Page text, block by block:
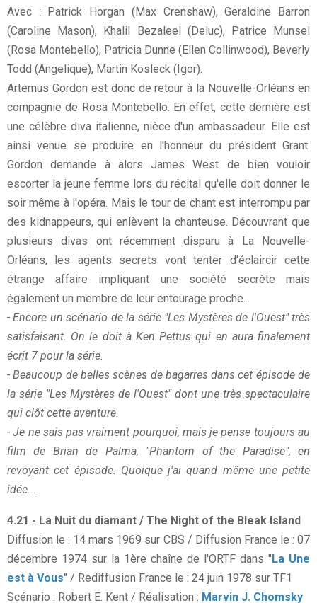
Avec : Patrick Horgan (Max Crenshaw), Geraldine Barron
(Caroline Mason), Khalil Bezaleel (Deluc), Patrice Munsel
(Rosa Montebello), Patricia Dunne (Ellen Collinwood), Beverly
Todd (Angelique), Martin Kosleck (Igor).
Artemus Gordon est donc de retour à la Nouvelle-Orléans en
compagnie de Rosa Montebello. En effet, cette dernière est
une célèbre diva italienne, nièce d'un ambassadeur. Elle est
ainsi venue se produire en l'honneur du président Grant.
Gordon demande à alors James West de bien vouloir
escorter la jeune femme lors du récital qu'elle doit donner le
soir même à l'opéra. Mais le tour de chant est interrompu par
des kidnappeurs, qui enlèvent la chanteuse. Découvrant que
plusieurs divas ont récemment disparu à La Nouvelle-
Orléans, les agents secrets vont tenter d'éclaircir cette
étrange affaire impliquant une société secrète mais
également un membre de leur entourage proche...
- Encore un scénario de la série "Les Mystères de l'Ouest" très
satisfaisant. On le doit à Ken Pettus qui en aura finalement
écrit 7 pour la série.
- Beaucoup de belles scènes de bagarres dans cet épisode de
la série "Les Mystères de l'Ouest" dont une très spectaculaire
qui clôt cette aventure.
- Je ne sais pas vraiment pourquoi, mais je pense toujours au
film de Brian de Palma, "Phantom of the Paradise", en
revoyant cet épisode. Quoique j'ai quand même une petite
idée...
4.21 - La Nuit du diamant / The Night of the Bleak Island
Diffusion le : 14 mars 1969 sur CBS / Diffusion France le : 07
décembre 1974 sur la 1ère chaîne de l'ORTF dans "La Une
est à Vous" / Rediffusion France le : 24 juin 1978 sur TF1
Scénario : Robert E. Kent / Réalisation : Marvin J. Chomsky